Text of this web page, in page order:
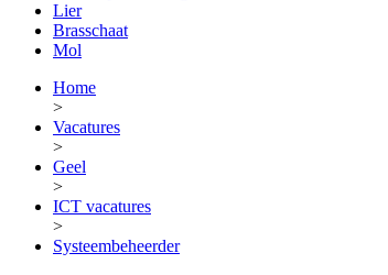
Lier
Brasschaat
Mol
Home
>
Vacatures
>
Geel
>
ICT vacatures
>
Systeembeheerder